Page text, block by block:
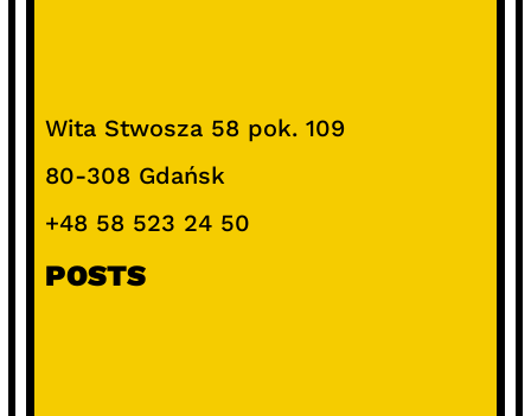
Wita Stwosza 58 pok. 109
80-308 Gdańsk
+48 58 523 24 50
POSTS